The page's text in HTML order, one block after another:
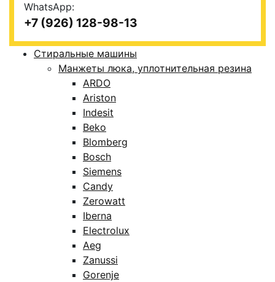
WhatsApp:
+7 (926) 128-98-13
Стиральные машины
Манжеты люка, уплотнительная резина
ARDO
Ariston
Indesit
Beko
Blomberg
Bosch
Siemens
Candy
Zerowatt
Iberna
Electrolux
Aeg
Zanussi
Gorenje